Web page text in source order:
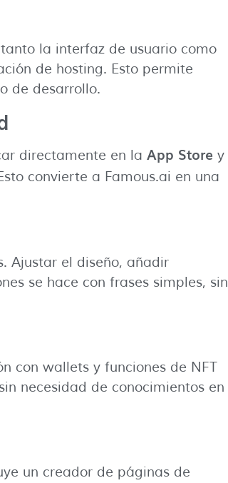
la interfaz de usuario como
de hosting. Esto permite
de desarrollo.
directamente en la App Store y
convierte a Famous.ai en una
Ajustar el diseño, añadir
se hace con frases simples, sin
con wallets y funciones de NFT
necesidad de conocimientos en
un creador de páginas de